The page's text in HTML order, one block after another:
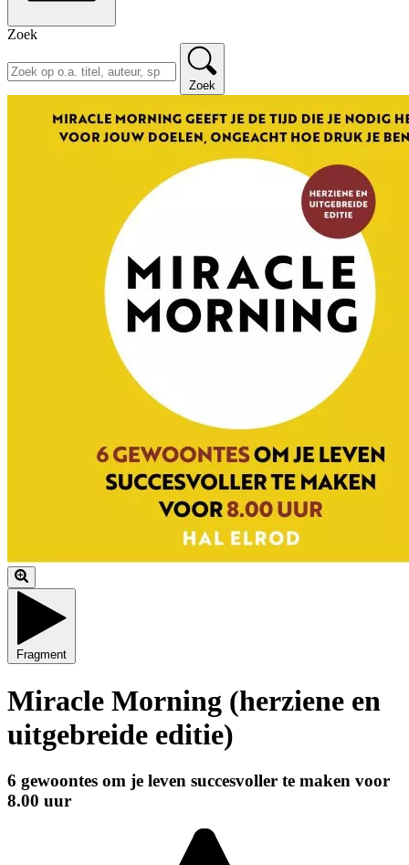
Zoek
Zoek
Fragment
Miracle Morning (herziene en
uitgebreide editie)
6 gewoontes om je leven succesvoller te maken voor
8.00 uur